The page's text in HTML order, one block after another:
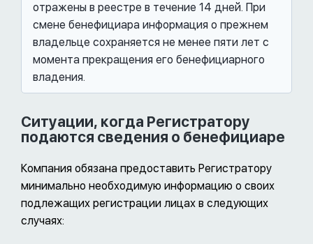
отражены в реестре в течение 14 дней. При
смене бенефициара информация о прежнем
владельце сохраняется не менее пяти лет с
момента прекращения его бенефициарного
владения.
Ситуации, когда Регистратору
подаются сведения о бенефициаре
Компания обязана предоставить Регистратору
минимально необходимую информацию о своих
подлежащих регистрации лицах в следующих
случаях: